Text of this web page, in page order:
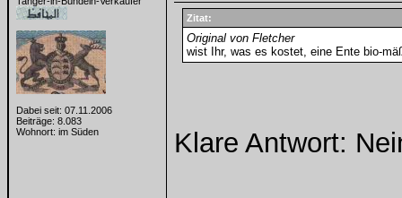
Dabei seit: 07.11.2006
Beiträge: 8.083
Wohnort: im Süden
Zitat:
Original von Fletcher
wist Ihr, was es kostet, eine Ente bio-
Klare Antwort: